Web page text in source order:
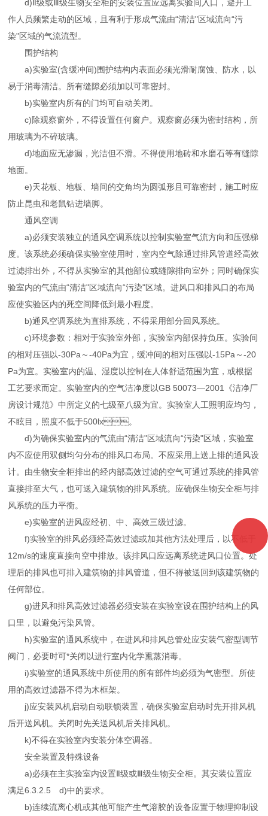
d)Ⅱ级或Ⅲ级生物安全柜的安装位置应远离实验间入口，避开工
作人员频繁走动的区域，且有利于形成气流由“清洁"区域流向“污
染"区域的气流流型。
围护结构
a)实验室(含缓冲间)围护结构内表面必须光滑耐腐蚀、防水，以
易于消毒清洁。所有缝隙必须加以可靠密封。
b)实验室内所有的门均可自动关闭。
c)除观察窗外，不得设置任何窗户。观察窗必须为密封结构，所
用玻璃为不碎玻璃。
d)地面应无渗漏，光洁但不滑。不得使用地砖和水磨石等有缝隙
地面。
e)天花板、地板、墙间的交角均为圆弧形且可靠密封，施工时应
防止昆虫和老鼠钻进墙脚。
通风空调
a)必须安装独立的通风空调系统以控制实验室气流方向和压强梯
度。该系统必须确保实验室使用时，室内空气除通过排风管道经高效
过滤排出外，不得从实验室的其他部位或缝隙排向室外；同时确保实
验室内的气流由“清洁"区域流向“污染"区域。进风口和排风口的布局
应使实验区内的死空间降低到最小程度。
b)通风空调系统为直排系统，不得采用部分回风系统。
c)环境参数：相对于实验室外部，实验室内部保持负压。实验间
的相对压强以-30Pa～-40Pa为宜，缓冲间的相对压强以-15Pa～-20
Pa为宜。实验室内的温、湿度以控制在人体舒适范围为宜，或根据
工艺要求而定。实验室内的空气洁净度以GB 50073—2001《洁净厂
房设计规范》中所定义的七级至八级为宜。实验室人工照明应均匀，
不眩目，照度不低于500lx。
d)为确保实验室内的气流由“清洁"区域流向“污染"区域，实验室
内不应使用双侧均匀分布的排风口布局。不应采用上送上排的通风设
计。由生物安全柜排出的经内部高效过滤的空气可通过系统的排风管
直接排至大气，也可送入建筑物的排风系统。应确保生物安全柜与排
风系统的压力平衡。
e)实验室的进风应经初、中、高效三级过滤。
f)实验室的排风必须经高效过滤或加其他方法处理后，以不低于
12m/s的速度直接向空中排放。该排风口应远离系统进风口位置。处
理后的排风也可排入建筑物的排风管道，但不得被送回到该建筑物的
任何部位。
g)进风和排风高效过滤器必须安装在实验室设在围护结构上的风
口里，以避免污染风管。
h)实验室的通风系统中，在进风和排风总管处应安装气密型调节
阀门，必要时可*关闭以进行室内化学熏蒸消毒。
i)实验室的通风系统中所使用的所有部件均必须为气密型。所使
用的高效过滤器不得为木框架。
j)应安装风机启动自动联锁装置，确保实验室启动时先开排风机
后开送风机。关闭时先关送风机后关排风机。
k)不得在实验室内安装分体空调器。
安全装置及特殊设备
a)必须在主实验室内设置Ⅱ级或Ⅲ级生物安全柜。其安装位置应
满足6.3.2.5 d)中的要求。
b)连续流离心机或其他可能产生气溶胶的设备应置于物理抑制设